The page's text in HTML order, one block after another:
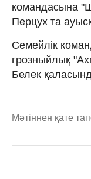
командасына
Перцух та
Семейлік
грозныйлық
Белек
Мәтіннен қате